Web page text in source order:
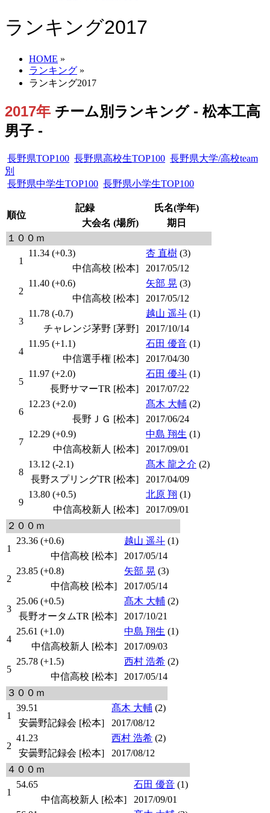
ランキング2017
HOME »
ランキング »
ランキング2017
2017年 チーム別ランキング - 松本工高
男子 -
長野県TOP100 長野県高校生TOP100 長野県大学/高校team
別
長野県中学生TOP100 長野県小学生TOP100
順位
記録
氏名(学年)
大会名 (場所)
期日
１００ｍ
1
11.34 (+0.3) 杏 直樹 (3)
中信高校 [松本]
2017/05/12
2
11.40 (+0.6) 矢部 晃 (3)
中信高校 [松本]
2017/05/12
3
11.78 (-0.7) 越山 遥斗 (1)
チャレンジ茅野 [茅野]
2017/10/14
4
11.95 (+1.1) 石田 優音 (1)
中信選手権 [松本]
2017/04/30
5
11.97 (+2.0) 石田 優斗 (1)
長野サマーTR [松本]
2017/07/22
6
12.23 (+2.0) 髙木 大輔 (2)
長野ＪＧ [松本]
2017/06/24
7
12.29 (+0.9) 中島 翔生 (1)
中信高校新人 [松本]
2017/09/01
8
13.12 (-2.1) 髙木 龍之介 (2)
長野スプリングTR [松本]
2017/04/09
9
13.80 (+0.5) 北原 翔 (1)
中信高校新人 [松本]
2017/09/01
２００ｍ
1
23.36 (+0.6) 越山 遥斗 (1)
中信高校 [松本]
2017/05/14
2
23.85 (+0.8) 矢部 晃 (3)
中信高校 [松本]
2017/05/14
3
25.06 (+0.5) 髙木 大輔 (2)
長野オータムTR [松本]
2017/10/21
4
25.61 (+1.0) 中島 翔生 (1)
中信高校新人 [松本]
2017/09/03
5
25.78 (+1.5) 西村 浩希 (2)
中信高校 [松本]
2017/05/14
３００ｍ
1
39.51 髙木 大輔 (2)
安曇野記録会 [松本]
2017/08/12
2
41.23 西村 浩希 (2)
安曇野記録会 [松本]
2017/08/12
４００ｍ
1
54.65 石田 優音 (1)
中信高校新人 [松本]
2017/09/01